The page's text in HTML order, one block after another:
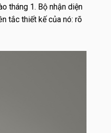
tháng 1. Bộ nhận diện
tắc thiết kế của nó: rõ